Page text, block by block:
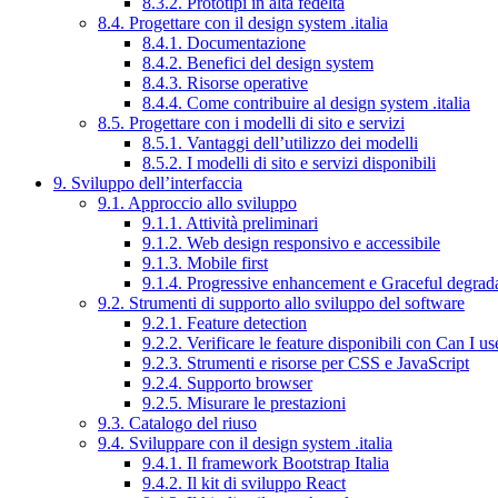
8.4. Progettare con il design system .italia
8.4.1. Documentazione
8.4.2. Benefici del design system
8.4.3. Risorse operative
8.4.4. Come contribuire al design system .italia
8.5. Progettare con i modelli di sito e servizi
8.5.1. Vantaggi dell’utilizzo dei modelli
8.5.2. I modelli di sito e servizi disponibili
9. Sviluppo dell’interfaccia
9.1. Approccio allo sviluppo
9.1.1. Attività preliminari
9.1.2. Web design responsivo e accessibile
9.1.3. Mobile first
9.1.4. Progressive enhancement e Graceful
9.2. Strumenti di supporto allo sviluppo del software
9.2.1. Feature detection
9.2.2. Verificare le feature disponibili con Can I
9.2.3. Strumenti e risorse per CSS e JavaScript
9.2.4. Supporto browser
9.2.5. Misurare le prestazioni
9.3. Catalogo del riuso
9.4. Sviluppare con il design system .italia
9.4.1. Il framework Bootstrap Italia
9.4.2. Il kit di sviluppo React